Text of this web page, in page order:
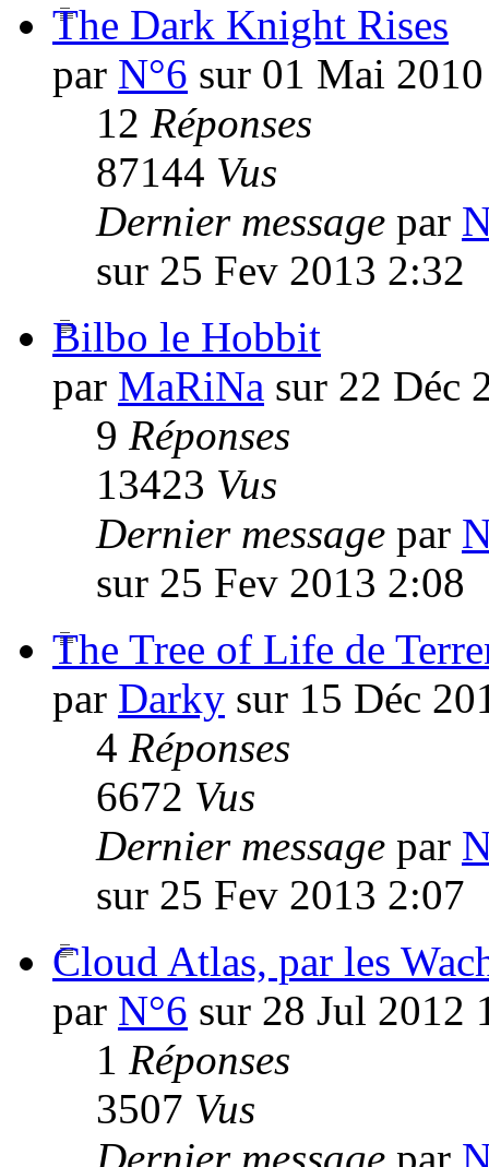
The Dark Knight Rises
par N°6 sur 01 Mai
12 Réponses
87144 Vus
Dernier message par
sur 25 Fev 2013 2:32
Bilbo le Hobbit
par MaRiNa sur 22 Déc
9 Réponses
13423 Vus
Dernier message par
sur 25 Fev 2013 2:08
The Tree of Life de
par Darky sur 15 Déc
4 Réponses
6672 Vus
Dernier message par
sur 25 Fev 2013 2:07
Cloud Atlas, par les
par N°6 sur 28 Jul 2012
1 Réponses
3507 Vus